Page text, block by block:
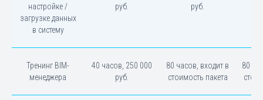
настройке /
загрузке данных
в систему
руб.
руб.
Тренинг BIM-
менеджера
40 часов, 250 000
руб.
80 часов, входит в
стоимость пакета
80